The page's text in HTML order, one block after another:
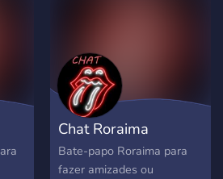
Chat Roraima
Bate-papo Roraima para
fazer amizades ou